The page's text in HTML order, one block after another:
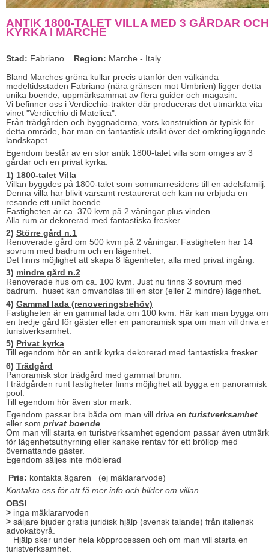
ANTIK 1800-TALET VILLA MED 3 GÅRDAR OCH
KYRKA I MARCHE
Stad: Fabriano Region: Marche - Italy
Bland Marches gröna kullar precis utanför den välkända
medeltidsstaden Fabriano (nära gränsen mot Umbrien) ligger detta
unika boende, uppmärksammat av flera guider och magasin.
Vi befinner oss i Verdicchio-trakter där produceras det utmärkta vita
vinet "Verdicchio di Matelica".
Från trädgården och byggnaderna, vars konstruktion är typisk för
detta område, har man en fantastisk utsikt över det omkringliggande
landskapet.
Egendom består av en stor antik 1800-talet villa som omges av 3
gårdar och en privat kyrka.
1) 1800-talet Villa
Villan byggdes på 1800-talet som sommarresidens till en adelsfamilj.
Denna villa har blivit varsamt restaurerat och kan nu erbjuda en
resande ett unikt boende.
Fastigheten är ca. 370 kvm på 2 våningar plus vinden.
Alla rum är dekorerad med fantastiska fresker.
2) Större gård n.1
Renoverade gård om 500 kvm på 2 våningar. Fastigheten har 14
sovrum med badrum och en lägenhet.
Det finns möjlighet att skapa 8 lägenheter, alla med privat ingång.
3) mindre gård n.2
Renoverade hus om ca. 100 kvm. Just nu finns 3 sovrum med
badrum. huset kan omvandlas till en stor (eller 2 mindre) lägenhet.
4) Gammal lada (renoveringsbehöv)
Fastigheten är en gammal lada om 100 kvm. Här kan man bygga om
en tredje gård för gäster eller en panoramisk spa om man vill driva
turistverksamhet.
5) Privat kyrka
Till egendom hör en antik kyrka dekorerad med fantastiska fresker.
6) Trädgård
Panoramisk stor trädgård med gammal brunn.
I trädgården runt fastigheter finns möjlighet att bygga en panoramisk
pool.
Till egendom hör även stor mark.
Egendom passar bra båda om man vill driva en turistverksamhet
eller som privat boende
Om man vill starta en turistverksamhet egendom passar även
för lägenhetsuthyrning eller kanske rentav för ett bröllop med
övernattande gäster.
Egendom säljes inte möblerad
Pris: kontakta ägaren (ej mäklararvode)
Kontakta oss för att få mer info och bilder om villan.
OBS!
> inga mäklararvoden
> säljare bjuder gratis juridisk hjälp (svensk talande) från italiensk
advokatbyrå.
Hjälp sker under hela köpprocessen och om man vill starta en
turistverksamhet.